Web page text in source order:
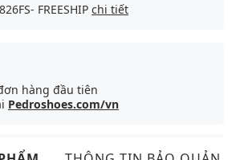
FREESHIP chi tiết
hàng đầu tiên
Pedroshoes.com/vn